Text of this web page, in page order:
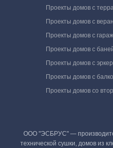
Проекты домов с
Проекты домов с
Проекты домов с
Проекты домов с
Проекты домов с
Проекты домов с
Проекты домов со
ООО "ЭСБРУС" —
технической сушки, домов из